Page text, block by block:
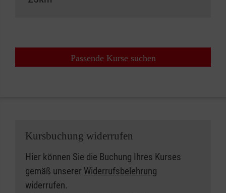
Passende Kurse suchen
Kursbuchung widerrufen
Hier können Sie die Buchung Ihres Kurses
gemäß unserer Widerrufsbelehrung
widerrufen.